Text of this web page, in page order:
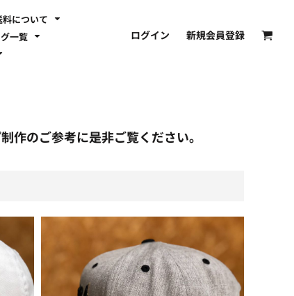
について
一覧
ログイン 新規会員登録
作のご参考に是非ご覧ください。